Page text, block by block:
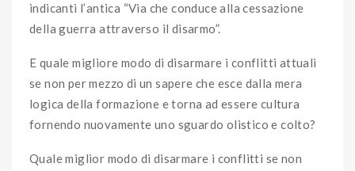
indicanti l’antica “Via che conduce alla cessazione
della guerra attraverso il disarmo”.
E quale migliore modo di disarmare i conflitti attuali
se non per mezzo di un sapere che esce dalla mera
logica della formazione e torna ad essere cultura
fornendo nuovamente uno sguardo olistico e colto?
Quale miglior modo di disarmare i conflitti se non